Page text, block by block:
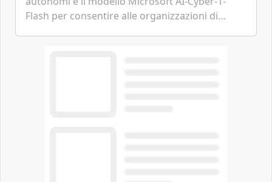
Flash per consentire alle organizzazioni di